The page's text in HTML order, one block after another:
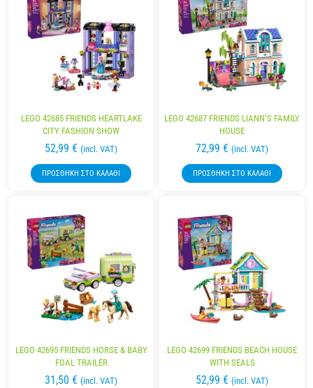
LEGO 42685 FRIENDS HEARTLAKE
CITY FASHION SHOW
52,99 € (incl. VAT)
ΠΡΟΣΘΉΚΗ ΣΤΟ ΚΑΛΆΘΙ
LEGO 42687 FRIENDS LIANN’S FAMILY
HOUSE
72,99 € (incl. VAT)
ΠΡΟΣΘΉΚΗ ΣΤΟ ΚΑΛΆΘΙ
LEGO 42695 FRIENDS HORSE & BABY
FOAL TRAILER
31,50 € (incl. VAT)
LEGO 42699 FRIENDS BEACH HOUSE
WITH SEALS
52,99 € (incl. VAT)